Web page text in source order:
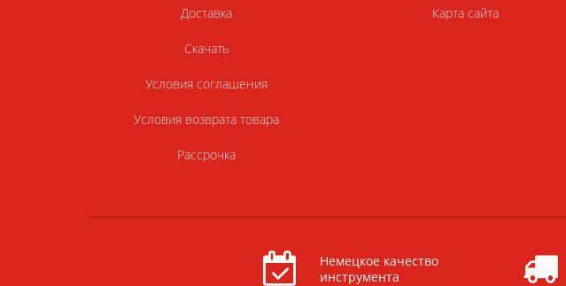
Доставка
Скачать
Условия соглашения
Условия возврата товара
Рассрочка
Карта сайта
Немецкое качество
инструмента